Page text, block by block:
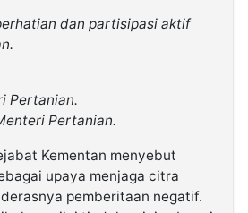
dan partisipasi aktif
Pertanian.
Pertanian.
Kementan menyebut
upaya menjaga citra
pemberitaan negatif.